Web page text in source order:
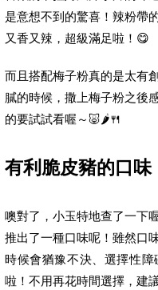
是意想不到的驚喜！辣粉帶
又香又辣，超級滿足啦！😋
而且搭配梅子粉真的是太有
膩的時候，撒上梅子粉之後
的要試試看喔～🐷🌶🍴
有利脆皮豬的口味
噢對了，小玉特地查了一下
推出了一種口味呢！雖然口
時候會猶豫不決、選擇性
啦！不用再花時間選擇，建